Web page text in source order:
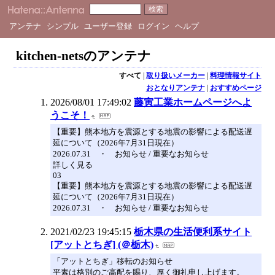
アンテナ シンプル ユーザー登録 ログイン ヘルプ
kitchen-netsのアンテナ
すべて | 取り扱いメーカー| 料理情報サイト
おとなりアンテナ| おすすめページ
2026/08/01 17:49:02 藤寅工業ホームページへよ
うこそ！
【重要】熊本地方を震源とする地震の影響による配送遅
延について（2026年7月31日現在）
2026.07.31 ・ お知らせ / 重要なお知らせ
詳しく見る
03
【重要】熊本地方を震源とする地震の影響による配送遅
延について（2026年7月31日現在）
2026.07.31 ・ お知らせ / 重要なお知らせ
2021/02/23 19:45:15 栃木県の生活便利系サイト
[アットとちぎ] (＠栃木)
「アットとちぎ」移転のお知らせ
平素は格別のご高配を賜り、厚く御礼申し上げます。